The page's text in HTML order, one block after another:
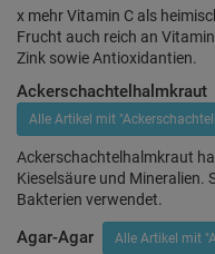
x mehr Vitamin C als
Frucht auch reich an
Zink sowie Antioxidantien.
Ackerschachtelhalmkraut
Alle Artikel mit
Ackerschachtelhalmkraut
Kieselsäure und Mineralien.
Bakterien verwendet.
Agar-Agar Alle Artikel mit